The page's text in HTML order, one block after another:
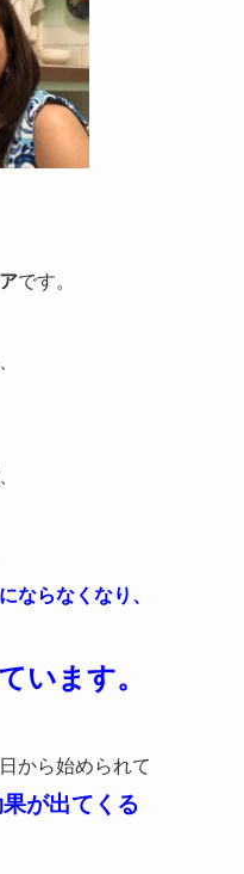
です。
ならなくなり、
います。
から始められて
が出てくる